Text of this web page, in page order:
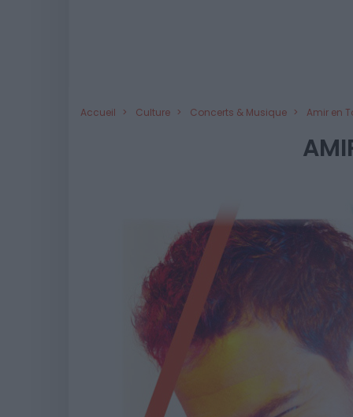
Accueil Culture Concerts & Musique Amir en